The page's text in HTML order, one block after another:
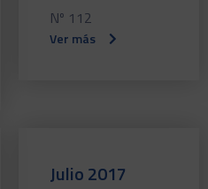
Nº 112
Ver más
Julio 2017